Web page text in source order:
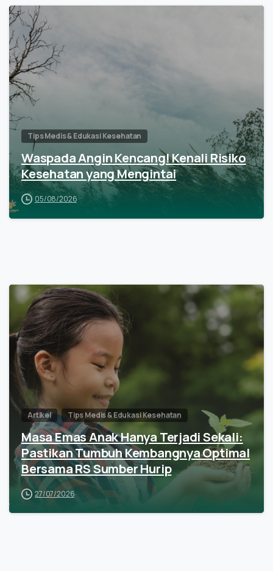
Tips Medis & Edukasi Kesehatan
Waspada Angin Kencang! Kenali Risiko
Kesehatan yang Mengintai
05/08/2026
Artikel Tips Medis & Edukasi Kesehatan
Masa Emas Anak Hanya Terjadi Sekali:
Pastikan Tumbuh Kembangnya Optimal
Bersama RS Sumber Hurip
27/07/2026